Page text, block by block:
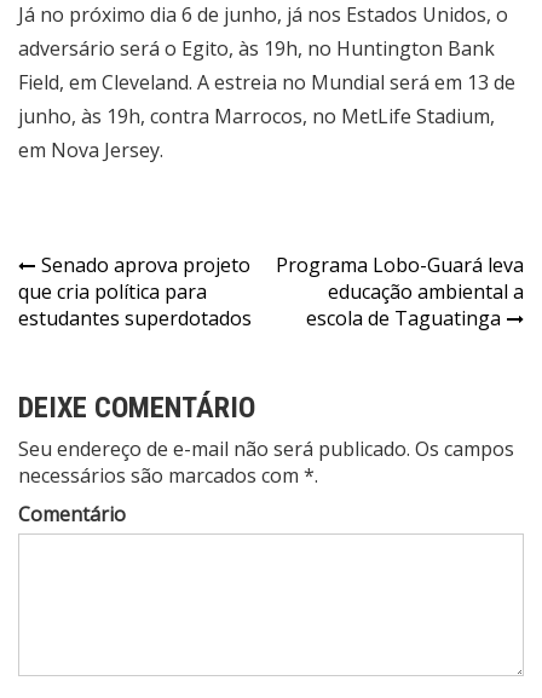
Já no próximo dia 6 de junho, já nos Estados Unidos, o
adversário será o Egito, às 19h, no Huntington Bank
Field, em Cleveland. A estreia no Mundial será em 13 de
junho, às 19h, contra Marrocos, no MetLife Stadium,
em Nova Jersey.
Navegação
de
Senado aprova projeto
que cria política para
estudantes superdotados
Programa Lobo-Guará leva
educação ambiental a
escola de Taguatinga
DEIXE COMENTÁRIO
Seu endereço de e-mail não será publicado. Os campos
necessários são marcados com *.
Comentário